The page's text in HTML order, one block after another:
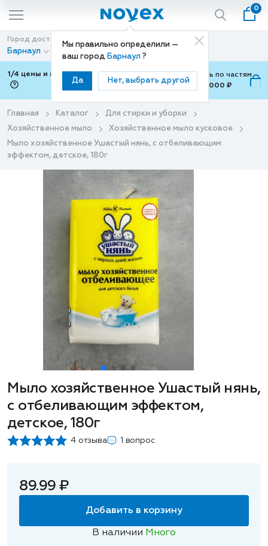
Мы правильно определили —
ваш город Барнаул ?
Да Нет, выбрать другой
0
Город доставки
Барнаул
Способ доставки
Доставка
1/4 цены и покупки ваши с Подели
Можно оплатить по частям
от 700 ₽ до 15,000 ₽
Главная Каталог
Для стирки и уборки
Хозяйственное мыло
Хозяйственное мыло кусковое
Мыло хозяйственное Ушастый нянь, с отбеливающим
эффектом, детское, 180г
Мыло хозяйственное Ушастый нянь,
с отбеливающим эффектом,
детское, 180г
4 отзыва 1 вопрос
89.99 ₽
Добавить в корзину
В наличии Много